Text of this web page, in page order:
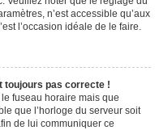
n’est accessible qu’aux
l’occasion idéale de le faire.
toujours pas correcte !
fuseau horaire mais que
que l’horloge du serveur soit
de lui communiquer ce